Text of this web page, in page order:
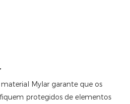
Mylar garante que os
protegidos de elementos